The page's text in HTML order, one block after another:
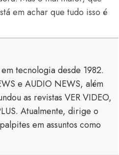
em achar que tudo isso é
tecnologia desde 1982.
e AUDIO NEWS, além
as revistas VER VIDEO,
Atualmente, dirige o
em assuntos como